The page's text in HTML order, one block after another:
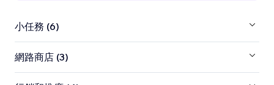
小任務 (6)
網路商店 (3)